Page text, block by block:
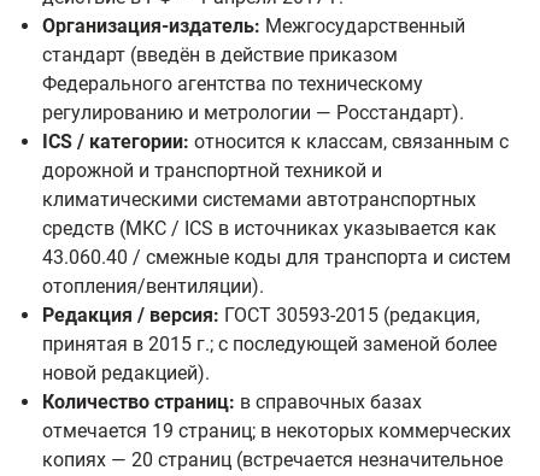
Организация-издатель: Межгосударственный
стандарт (введён в действие приказом
Федерального агентства по техническому
регулированию и метрологии — Росстандарт).
ICS / категории: относится к классам, связанным с
дорожной и транспортной техникой и
климатическими системами автотранспортных
средств (МКС / ICS в источниках указывается как
43.060.40 / смежные коды для транспорта и систем
отопления/вентиляции).
Редакция / версия: ГОСТ 30593-2015 (редакция,
принятая в 2015 г.; с последующей заменой более
новой редакцией).
Количество страниц: в справочных базах
отмечается 19 страниц; в некоторых коммерческих
копиях — 20 страниц (встречается незначительное